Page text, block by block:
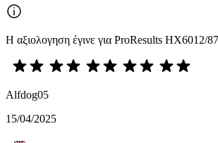
Η αξιολογηση έγινε για ProResults HX6012/
Alfdog05
15/04/2025